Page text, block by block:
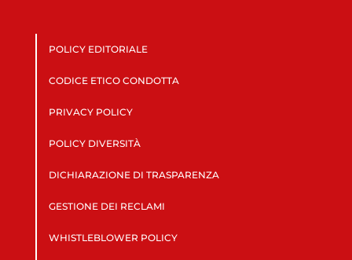
POLICY EDITORIALE
CODICE ETICO CONDOTTA
PRIVACY POLICY
POLICY DIVERSITÀ
DICHIARAZIONE DI TRASPARENZA
GESTIONE DEI RECLAMI
WHISTLEBLOWER POLICY